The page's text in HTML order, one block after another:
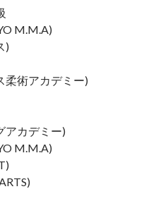
M.M.A)
)
術アカデミー)
カデミー)
M.M.A)